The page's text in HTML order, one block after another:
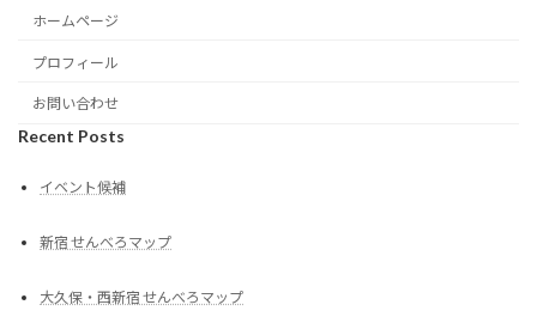
ホームページ
プロフィール
お問い合わせ
Recent Posts
イベント候補
新宿 せんべろマップ
大久保・西新宿 せんべろマップ